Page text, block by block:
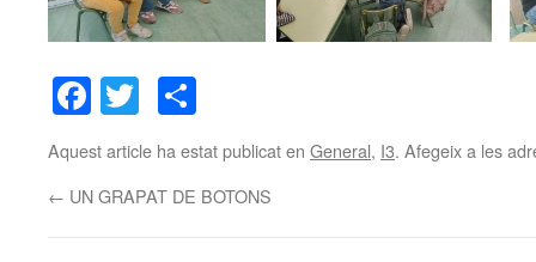
Facebook
Twitter
Aquest article ha estat publicat en General, I3. Afegeix a les
← UN GRAPAT DE BOTONS